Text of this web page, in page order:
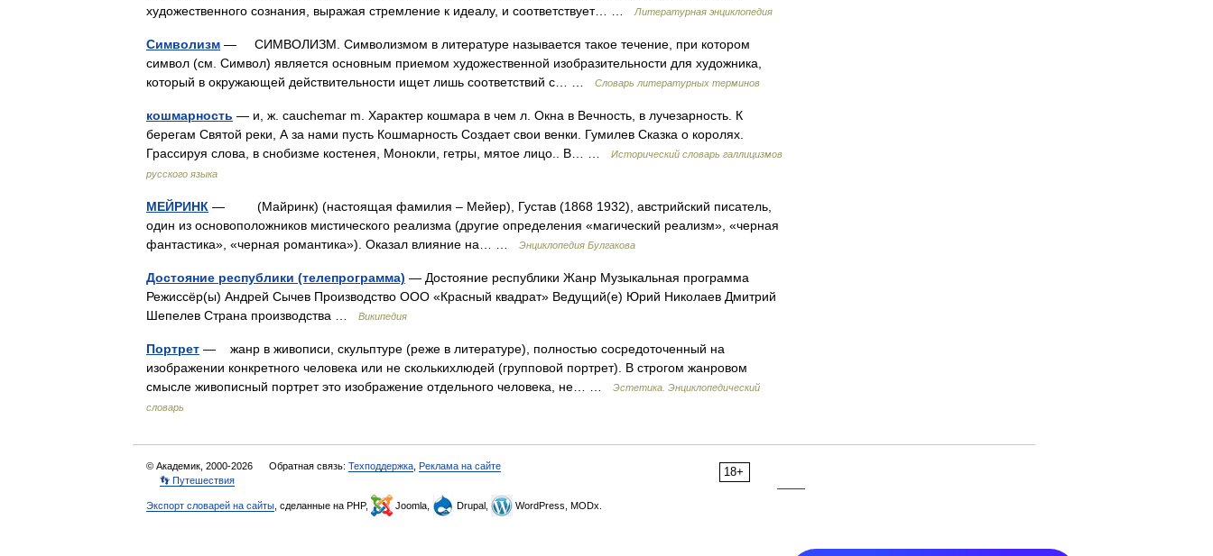
художественного сознания, выражая стремление к идеалу, и соответствует… …
Литературная энциклопедия
Символизм — СИМВОЛИЗМ. Символизмом в литературе называется такое течение, при котором
символ (см. Символ) является основным приемом художественной изобразительности для художника,
который в окружающей действительности ищет лишь соответствий с… …
Словарь литературных терминов
кошмарность — и, ж. cauchemar m. Характер кошмара в чем л. Окна в Вечность, в лучезарность. К
берегам Святой реки, А за нами пусть Кошмарность Создает свои венки. Гумилев Сказка о королях.
Грассируя слова, в снобизме костенея, Монокли, гетры, мятое лицо.. В… …
Исторический словарь галлицизмов
русского языка
МЕЙРИНК — (Майринк) (настоящая фамилия – Мейер), Густав (1868 1932), австрийский писатель,
один из основоположников мистического реализма (другие определения «магический реализм», «черная
фантастика», «черная романтика»). Оказал влияние на… …
Энциклопедия Булгакова
Достояние республики (телепрограмма) — Достояние республики Жанр Музыкальная программа
Режиссёр(ы) Андрей Сычев Производство ООО «Красный квадрат» Ведущий(е) Юрий Николаев Дмитрий
Шепелев Страна производства …
Википедия
Портрет — жанр в живописи, скульптуре (реже в литературе), полностью сосредоточенный на
изображении конкретного человека или не сколькихлюдей (групповой портрет). В строгом жанровом
смысле живописный портрет это изображение отдельного человека, не… …
Эстетика. Энциклопедический
словарь
18+
© Академик, 2000-2026 Обратная связь: Техподдержка Реклама на сайте
👣 Путешествия
Экспорт словарей на сайты , сделанные на PHP, Joomla, Drupal, WordPress, MODx.